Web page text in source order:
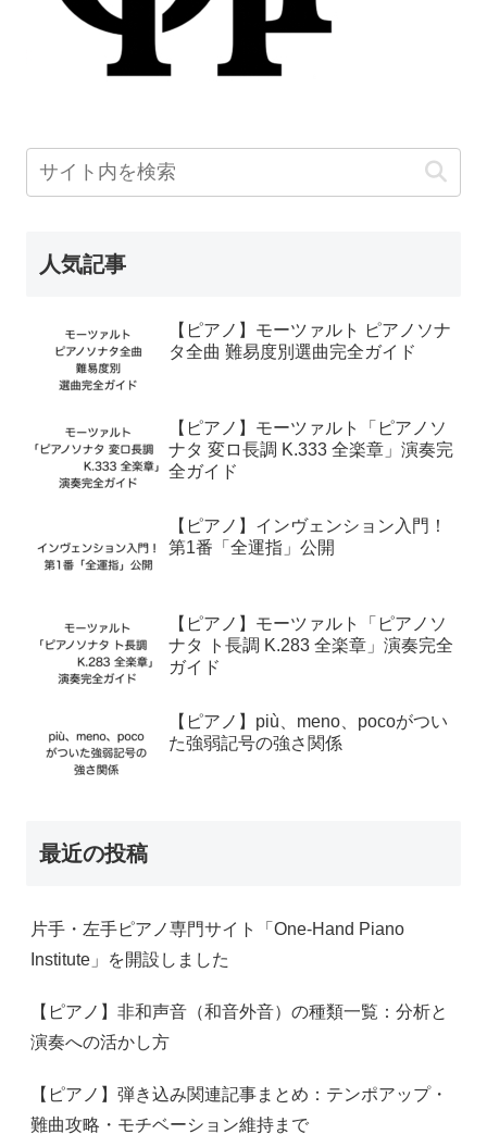
人気記事
【ピアノ】モーツァルト ピアノソナ
タ全曲 難易度別選曲完全ガイド
【ピアノ】モーツァルト「ピアノソ
ナタ 変ロ長調 K.333 全楽章」演奏完
全ガイド
【ピアノ】インヴェンション入門！
第1番「全運指」公開
【ピアノ】モーツァルト「ピアノソ
ナタ ト長調 K.283 全楽章」演奏完全
ガイド
【ピアノ】più、meno、pocoがつい
た強弱記号の強さ関係
最近の投稿
片手・左手ピアノ専門サイト「One-Hand Piano
Institute」を開設しました
【ピアノ】非和声音（和音外音）の種類一覧：分析と
演奏への活かし方
【ピアノ】弾き込み関連記事まとめ：テンポアップ・
難曲攻略・モチベーション維持まで